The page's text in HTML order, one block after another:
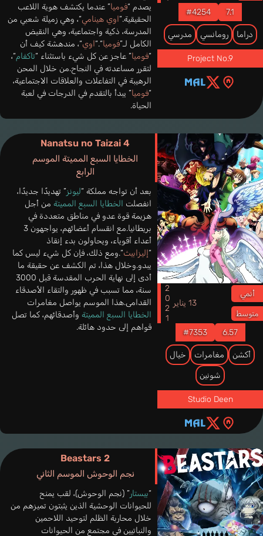
7.1
#4254
دراما رومانسي مدرسي
Project No.9
يصدم “فوميا” عندما يكتشف هوية اللاعب
الحقيقية.“اوي هينامي“، وهي زميلة شعبي من
المدرسة، ذكية واجتماعية، وهي النقيض
الكامل لـ”فوميا“.“اوي“، مندهشة كيف أن
“فوميا” عاجز عن كل شيء باستثناء “تاكفام“،
لتقرر مساعدته في النجاح.من خلال المحن
الرهيبة في التفاعلات والعلاقات الاجتماعية،
“فوميا” يبدأ بالتقدم في الدرجات في لعبة
الحياة.
Nanatsu no Taizai 4
الخطايا السبع المميتة الموسم
الرابع
أنمي
متوسط
13 يناير 2021
6.57
#7353
أكشن مغامرات خيال
شونين
Studio Deen
بعد أن تواجه مملكة “ليونز” تهديدًا جديدًا،
انفصلت الخطايا السبع المميتة من أجل
هزيمة قوة عدو في مناطق متعددة في
بريطانيا.مع انقسام أعضائهم، يواجهون 3
أعداء أقوياء، ويحاولون بدء إنقاذ
“إليزابيث“.ومع ذلك، فإن كل شيء ليس كما
يبدو.وخلال هذا، تم الكشف عن حقيقة ما
أدى إلى نهاية الحرب المقدسة قبل 3000
سنة، مما تسبب في ظهور والتقاء الأصدقاء
القدامى.هذا الموسم يواصل مغامرات
الخطايا السبع المميتة وأصدقائهم، كما تصل
قواهم إلى حدود هائلة.
Beastars 2
نجم الوحوش الموسم الثاني
“بيستار” (نجم الوحوش)، لقب يمنح
للحيوانات الوحشية الذين يثبتون تميزهم من
خلال محاربة الظلم لتوحيد اللاحمين
والنباتيين في مجتمع من الحيوانات